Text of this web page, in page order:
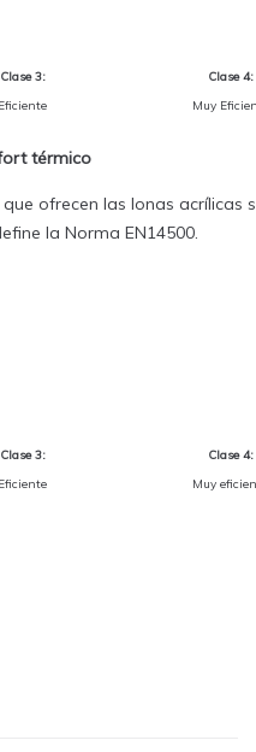
Clase 3:
Eficiente
Clase 4:
Muy
térmico
ofrecen las lonas acrílicas
la Norma EN14500.
Clase 3:
Eficiente
Clase 4:
Muy